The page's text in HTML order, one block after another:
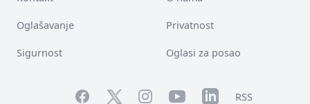
Oglašavanje Privatnost
Sigurnost Oglasi za posao
FacebookTwitterInstagramYouTubeLinkedInRSS